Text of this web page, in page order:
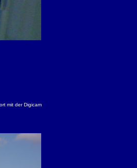
mit der Digicam